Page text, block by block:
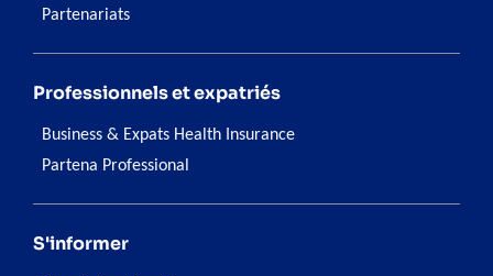
Partenariats
Professionnels et expatriés
Business & Expats Health Insurance
Partena Professional
S'informer